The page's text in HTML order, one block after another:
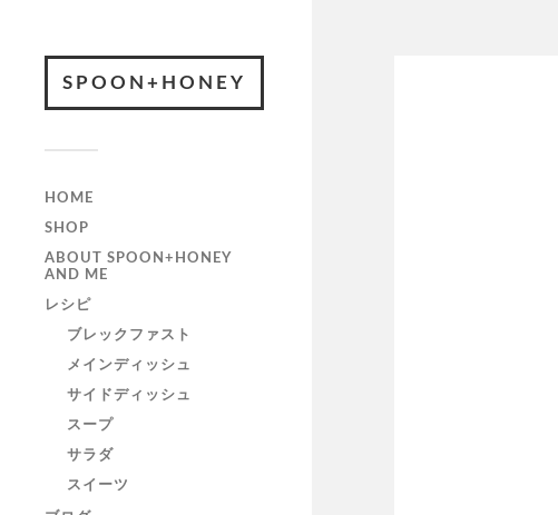
SPOON+HONEY
HOME
SHOP
ABOUT SPOON+HONEY
AND ME
レシピ
ブレックファスト
メインディッシュ
サイドディッシュ
スープ
サラダ
スイーツ